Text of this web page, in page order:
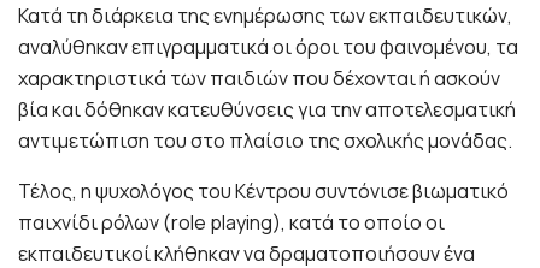
Κατά τη διάρκεια της ενημέρωσης των εκπαιδευτικών,
αναλύθηκαν επιγραμματικά οι όροι του φαινομένου, τα
χαρακτηριστικά των παιδιών που δέχονται ή ασκούν
βία και δόθηκαν κατευθύνσεις για την αποτελεσματική
αντιμετώπιση του στο πλαίσιο της σχολικής μονάδας.
Τέλος, η ψυχολόγος του Κέντρου συντόνισε βιωματικό
παιχνίδι ρόλων (role playing), κατά το οποίο οι
εκπαιδευτικοί κλήθηκαν να δραματοποιήσουν ένα